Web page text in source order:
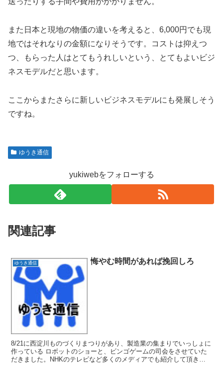
また日本と現地の物価の違いを考えると、6,000円でも現
地ではそれなりの金額になりそうです。コストは抑えつ
つ、もらった人はとてもうれしいという、とてもよいビジ
ネスモデルだと思います。
ここからまたさらに新しいビジネスモデルにも発展しそう
ですね。
ゆうき通信
yukiwebをフォローする
関連記事
ゆうき通信 悔やむ時間があれば挽回しろ
8/21に西淀川ものづくりまつりがあり、製造業の集まりでいっしょに
作っている ロボットのショーと、ビンゴゲームの司会をさせていた
だきました。NHKのテレビなど多くのメディアでも紹介して頂きま